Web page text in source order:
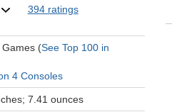
394 ratings
(See Top 100 in
4 Consoles
7.41 ounces